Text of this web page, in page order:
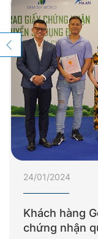
24/01/2024
Khách hàng
chứng nhận